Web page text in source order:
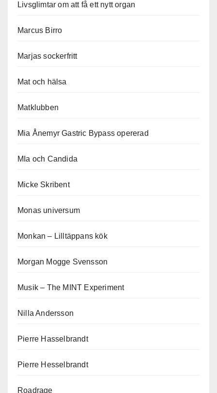
Livsglimtar om att få ett nytt organ
Marcus Birro
Marjas sockerfritt
Mat och hälsa
Matklubben
Mia Ånemyr Gastric Bypass opererad
MIa och Candida
Micke Skribent
Monas universum
Monkan – Lilltäppans kök
Morgan Mogge Svensson
Musik – The MINT Experiment
Nilla Andersson
Pierre Hasselbrandt
Pierre Hesselbrandt
Roadrage